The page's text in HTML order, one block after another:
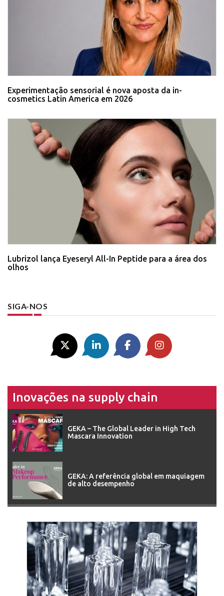
Experimentação sensorial é nova aposta da in-
cosmetics Latin America em 2026
Lubrizol lança Eyeseryl All-In Peptide para a área dos
olhos
SIGA-NOS
Inovações na supply chain
GEKA – The Global Leader in High Tech
Mascara Innovation
GEKA: A referência global em maquiagem
de alto desempenho